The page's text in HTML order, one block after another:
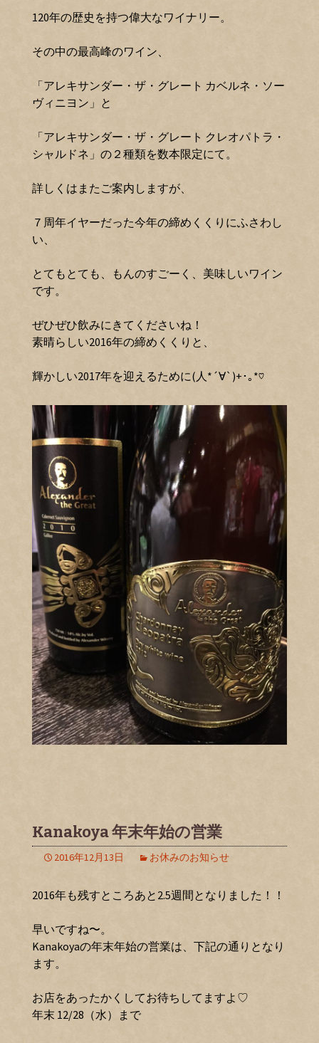
120年の歴史を持つ偉大なワイナリー。
その中の最高峰のワイン、
「アレキサンダー・ザ・グレート カベルネ・ソー
ヴィニヨン」と
「アレキサンダー・ザ・グレート クレオパトラ・
シャルドネ」の２種類を数本限定にて。
詳しくはまたご案内しますが、
７周年イヤーだった今年の締めくくりにふさわし
い、
とてもとても、もんのすごーく、美味しいワイン
です。
ぜひぜひ飲みにきてくださいね！
素晴らしい2016年の締めくくりと、
輝かしい2017年を迎えるために(人*´∀`)+･｡*♡
Kanakoya 年末年始の営業
2016年12月13日 お休みのお知らせ
2016年も残すところあと2.5週間となりました！！
早いですね〜。
Kanakoyaの年末年始の営業は、下記の通りとなり
ます。
お店をあったかくしてお待ちしてますよ♡
年末 12/28（水）まで